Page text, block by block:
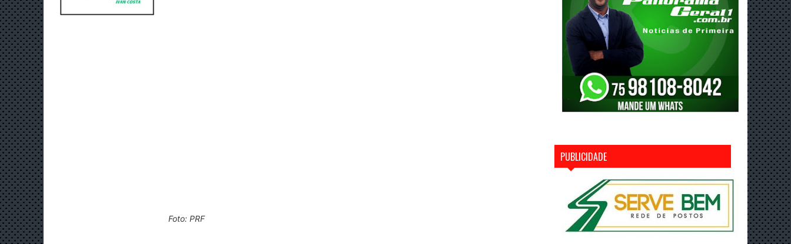
Foto: PRF
PUBLICIDADE